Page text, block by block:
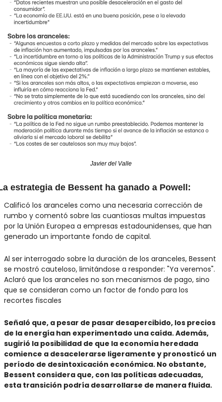
Javier del Valle
estrategia de Bessent ha ganado a Powell:
Calificó los aranceles como una necesaria corrección de
rumbo y comentó sobre las cuantiosas multas impuestas
por la Unión Europea a empresas estadounidenses, que han
generado un importante fondo de capital.
Al ser interrogado sobre la duración de los aranceles, Bessent
se mostró cauteloso, limitándose a responder: "Ya veremos".
Aclaró que los aranceles no son mecanismos de pago, sino
que se consideran como un factor de fondo para los
recortes fiscales
Señaló que, a pesar de pasar desapercibido, los precios
de la energía han experimentado una caída. Además,
sugirió la posibilidad de que la economía heredada
comience a desacelerarse ligeramente y pronosticó un
período de desintoxicación económica. No obstante,
Bessent considera que, con las políticas adecuadas,
esta transición podría desarrollarse de manera fluida.